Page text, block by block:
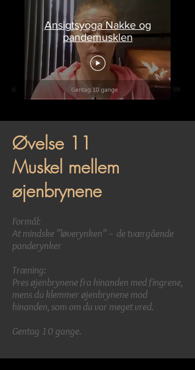
Ansigtsyoga Nakke og
pandemusklen
Øvelse 11
Muskel mellem
øjenbrynene
Formål:
At mindske ”løverynken” – de tværgående
panderynker
Træning:
Pres øjenbrynene fra hinanden med fingrene,
mens du klemmer øjenbrynene mod
hinanden, som om du var meget vred.
Gentag 10 gange.